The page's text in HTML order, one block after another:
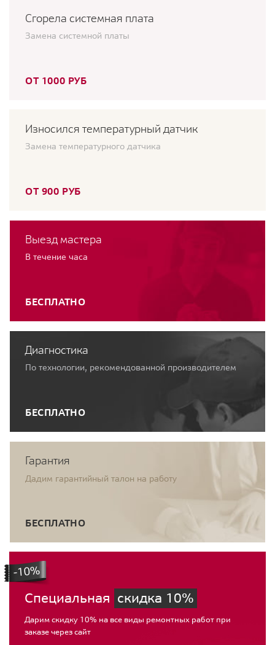
Сгорела системная плата
Замена системной платы
ОТ 1000 РУБ
Износился температурный датчик
Замена температурного датчика
ОТ 900 РУБ
Выезд мастера
В течение часа
БЕСПЛАТНО
Диагностика
По технологии, рекомендованной производителем
БЕСПЛАТНО
Гарантия
Дадим гарантийный талон на работу
БЕСПЛАТНО
Специальная скидка 10%
Дарим скидку 10% на все виды ремонтных работ при
заказе через сайт